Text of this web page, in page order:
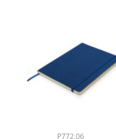
P772.06